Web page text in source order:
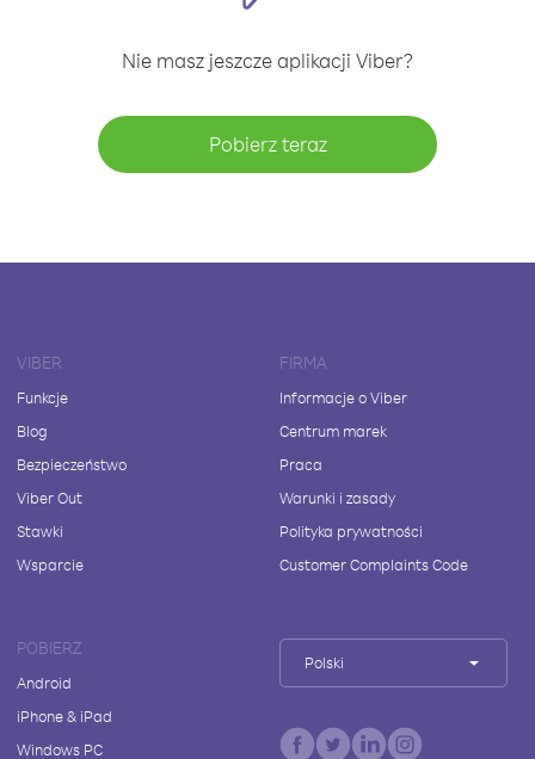
Nie masz jeszcze aplikacji Viber?
Pobierz teraz
VIBER
Funkcje
Blog
Bezpieczeństwo
Viber Out
Stawki
Wsparcie
FIRMA
Informacje o Viber
Centrum marek
Praca
Warunki i zasady
Polityka prywatności
Customer Complaints Code
POBIERZ
Android
iPhone & iPad
Windows PC
Polski